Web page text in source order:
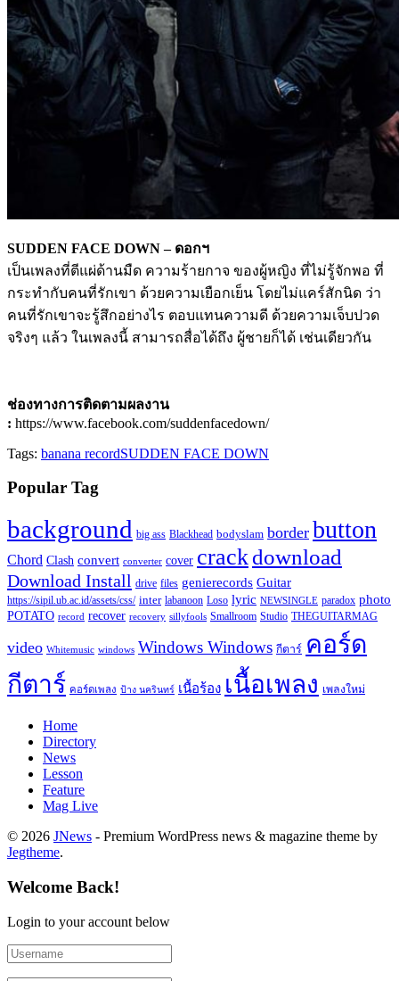
SUDDEN FACE DOWN – ดอกฯ
เป็นเพลงที่ตีแผ่ด้านมืด ความร้ายกาจ ของผู้หญิง ที่ไม่รู้จักพอ ที่
กระทำกับคนที่รักเขา ด้วยความเยือกเย็น โดยไม่แคร์สักนิด ว่า
คนที่รักเขาจะรู้สึกอย่างไร ตอบแทนความดี ด้วยความเจ็บปวด
จริงๆ แล้ว ในเพลงนี้ สามารถสื่อได้ถึง ผู้ชายก็ได้ เช่นเดียวกัน
ช่องทางการติดตามผลงาน
: https://www.facebook.com/suddenfacedown/
Tags: banana recordSUDDEN FACE DOWN
Popular Tag
background big ass Blackhead bodyslam border button
Chord Clash convert converter cover crackdownload
Download Install drive files genierecords Guitar
https://sipil.ub.ac.id/assets/css/ inter labanoon Loso lyric NEWSINGLE paradox photo
POTATO record recover recovery sillyfools Smallroom Studio THEGUITARMAG
video Whitemusic windows Windows Windows กีตาร์ คอร์ด
กีตาร์ คอร์ดเพลง ป้าง นครินทร์ เนื้อร้อง เนื้อเพลง เพลงใหม่
Home
Directory
News
Lesson
Feature
Mag Live
© 2026 JNews - Premium WordPress news & magazine theme by
Jegtheme.
Welcome Back!
Login to your account below